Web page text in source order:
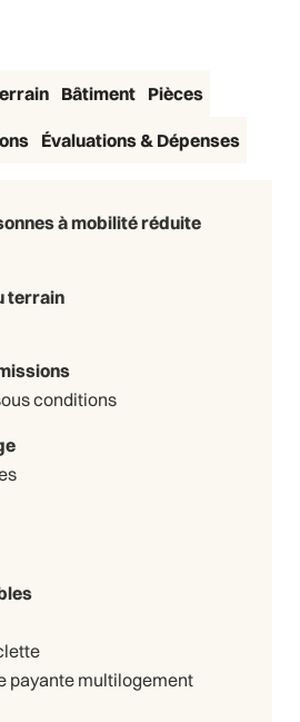
Bâtiment Pièces
Évaluations & Dépenses
à mobilité réduite
terrain
conditions
payante multilogement